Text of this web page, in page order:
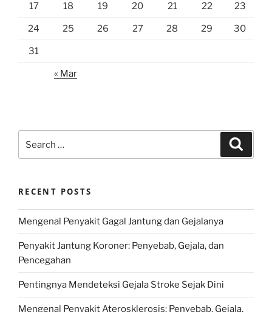
17 18 19 20 21 22 23
24 25 26 27 28 29 30
31
« Mar
for:
RECENT POSTS
Mengenal Penyakit Gagal Jantung dan Gejalanya
Penyakit Jantung Koroner: Penyebab, Gejala, dan
Pencegahan
Pentingnya Mendeteksi Gejala Stroke Sejak Dini
Mengenal Penyakit Aterosklerosis: Penyebab, Gejala,